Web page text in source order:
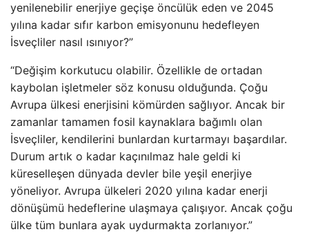
yenilenebilir enerjiye geçişe öncülük eden ve 2045
yılına kadar sıfır karbon emisyonunu hedefleyen
İsveçliler nasıl ısınıyor?”
“Değişim korkutucu olabilir. Özellikle de ortadan
kaybolan işletmeler söz konusu olduğunda. Çoğu
Avrupa ülkesi enerjisini kömürden sağlıyor. Ancak bir
zamanlar tamamen fosil kaynaklara bağımlı olan
İsveçliler, kendilerini bunlardan kurtarmayı başardılar.
Durum artık o kadar kaçınılmaz hale geldi ki
küreselleşen dünyada devler bile yeşil enerjiye
yöneliyor. Avrupa ülkeleri 2020 yılına kadar enerji
dönüşümü hedeflerine ulaşmaya çalışıyor. Ancak çoğu
ülke tüm bunlara ayak uydurmakta zorlanıyor.”